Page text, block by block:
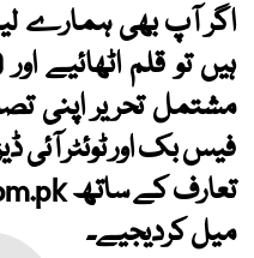
اگر آپ بھی ہمارے
مشتمل تحریر اپنی
فیس بک اور ٹوئٹر آئی
تعارف کے ساتھ
میل کردیجیے۔